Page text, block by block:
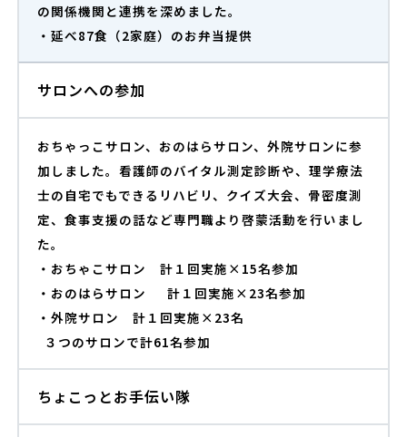
の関係機関と連携を深めました。
・ 延べ87食（2家庭）のお弁当提供
サロンへの参加
おちゃっこサロン、おのはらサロン、外院サロンに参
加しました。看護師のバイタル測定診断や、理学療法
士の自宅でもできるリハビリ、クイズ大会、骨密度測
定、食事支援の話など専門職より啓蒙活動を行いまし
た。
・おちゃこサロン 計１回実施×15名参加
・おのはらサロン 計１回実施×23名参加
・外院サロン 計１回実施×23名
３つのサロンで計61名参加
ちょこっとお手伝い隊